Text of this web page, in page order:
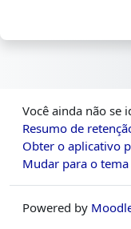
Você ainda não se
Resumo de
Obter o aplicativo
Mudar para o
Powered by